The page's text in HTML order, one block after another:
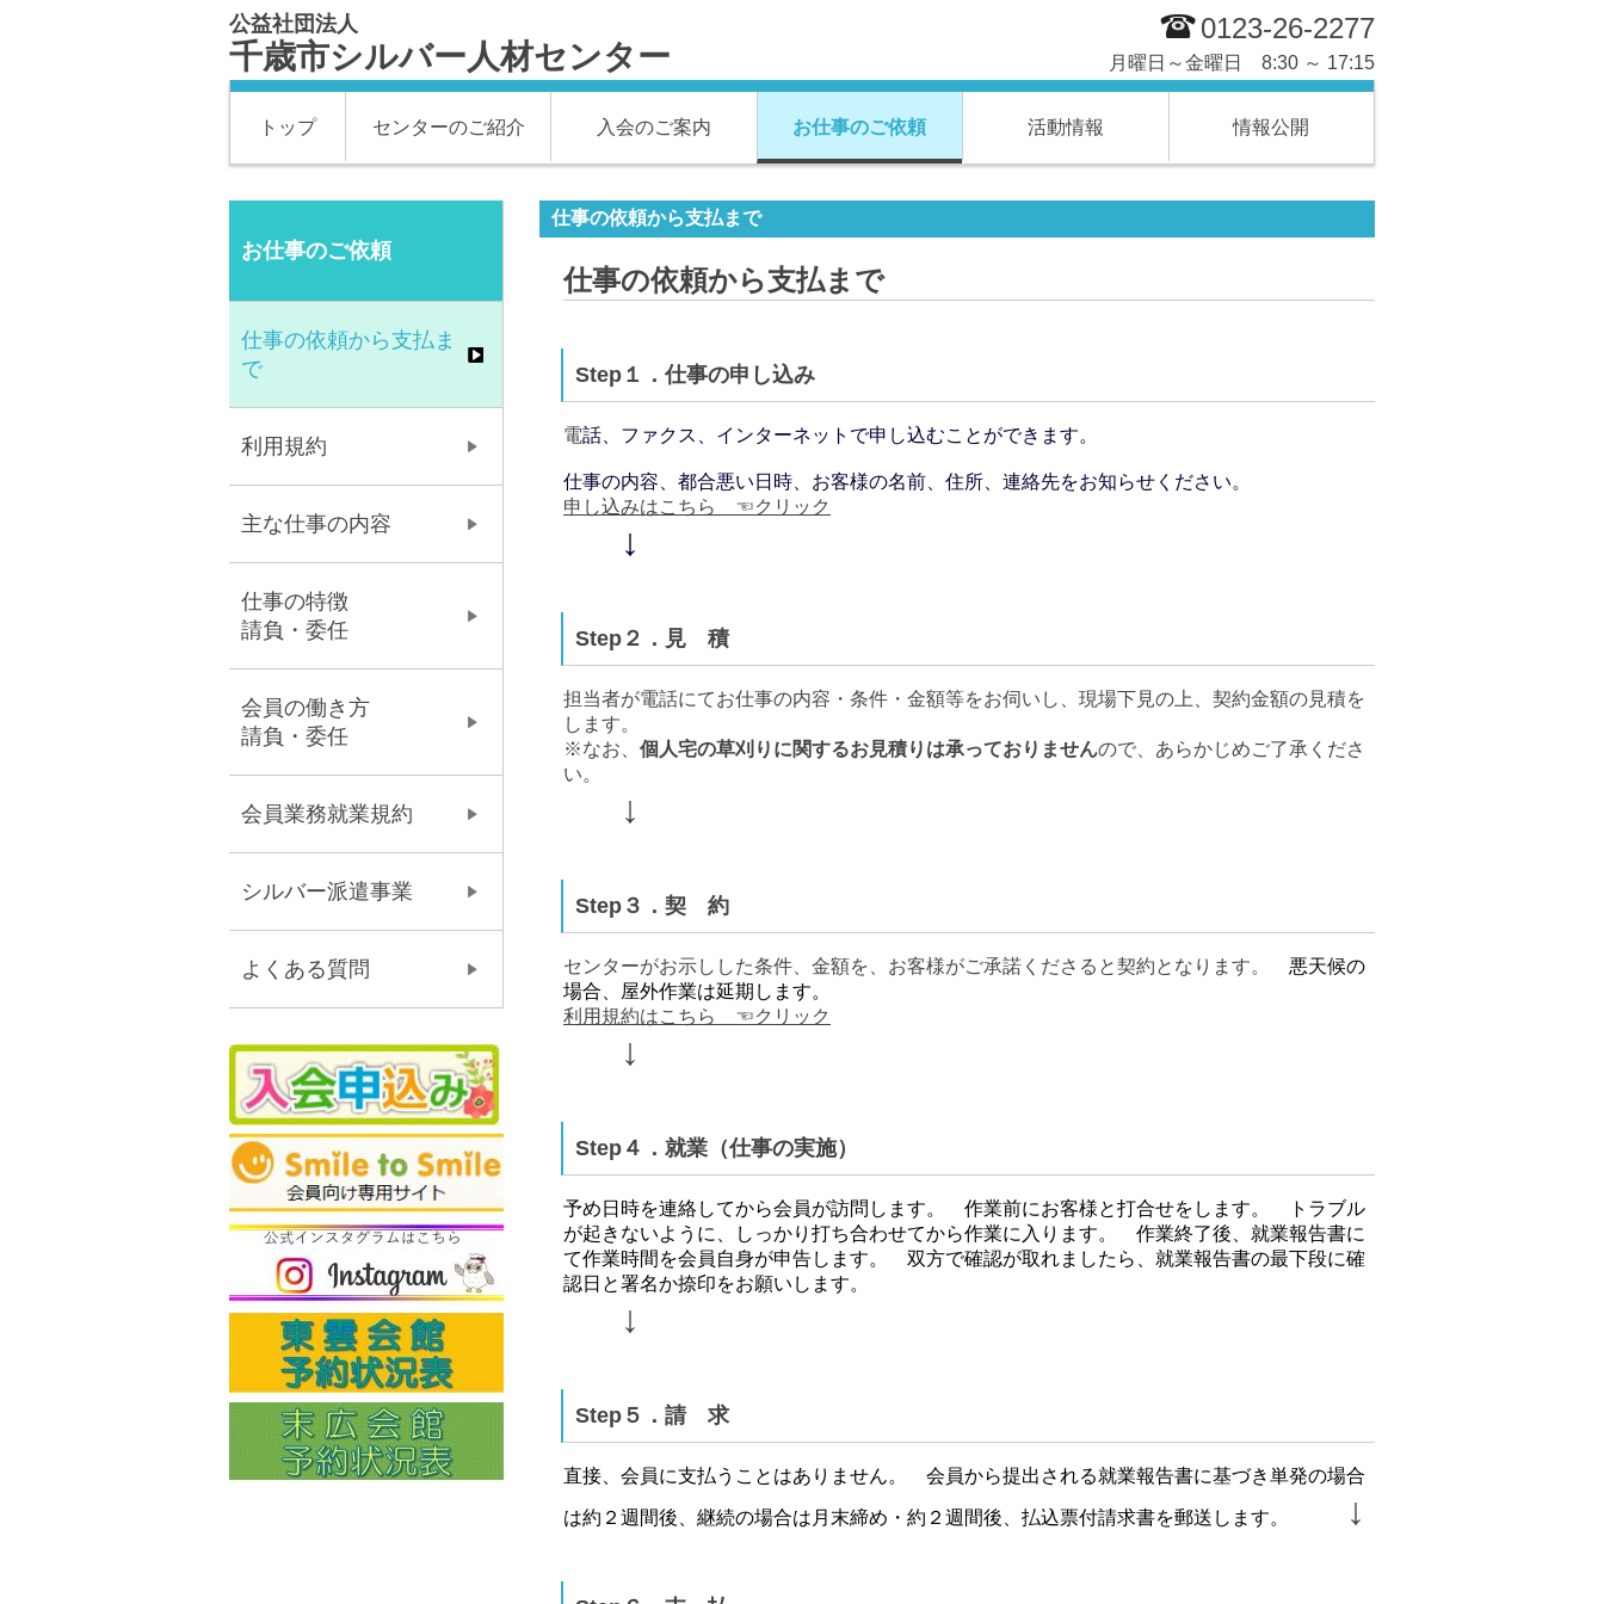
公益社団法人
千歳市シルバー人材センター
0123-26-2277
月曜日～金曜日 8:30 ～ 17:15
トップ センターのご紹介 入会のご案内 お仕事のご依頼 活動情報 情報公開
仕事の依頼から支払まで
仕事の依頼から支払まで
Step１．仕事の申し込み
電話、ファクス、インターネットで申し込むことができます。
仕事の内容、都合悪い日時、お客様の名前、住所、連絡先をお知らせください。
申し込みはこちら ☜クリック
↓
Step２．見 積
担当者が電話にてお仕事の内容・条件・金額等をお伺いし、現場下見の上、契約金額の見積を
します。
※なお、 個人宅の草刈りに関するお見積りは承っておりませんので、あらかじめご了承くださ
い。
↓
Step３．契 約
センターがお示しした条件、金額を、お客様がご承諾くださると契約となります。 悪天候の
場合、屋外作業は延期します。
利用規約はこちら ☜クリック
↓
Step４．就業（仕事の実施）
予め日時を連絡してから会員が訪問します。 作業前にお客様と打合せをします。 トラブル
が起きないように、しっかり打ち合わせてから作業に入ります。 作業終了後、就業報告書に
て作業時間を会員自身が申告します。 双方で確認が取れましたら、就業報告書の最下段に確
認日と署名か捺印をお願いします。
↓
Step５．請 求
直接、会員に支払うことはありません。 会員から提出される就業報告書に基づき単発の場合
は約２週間後、継続の場合は月末締め・約２ 週間後、払込票付請求書を郵送します。 ↓
お仕事のご依頼
仕事の依頼から支払ま
で
利用規約
主な仕事の内容
仕事の特徴
請負・委任
会員の働き方
請負・委任
会員業務就業規約
シルバー派遣事業
よくある質問